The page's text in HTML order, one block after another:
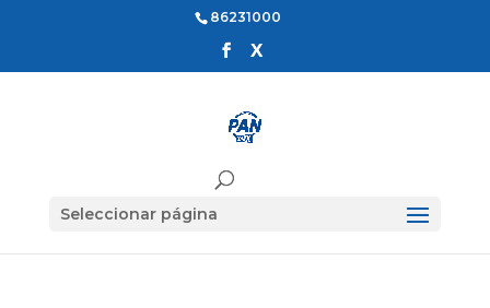
86231000
Seleccionar página